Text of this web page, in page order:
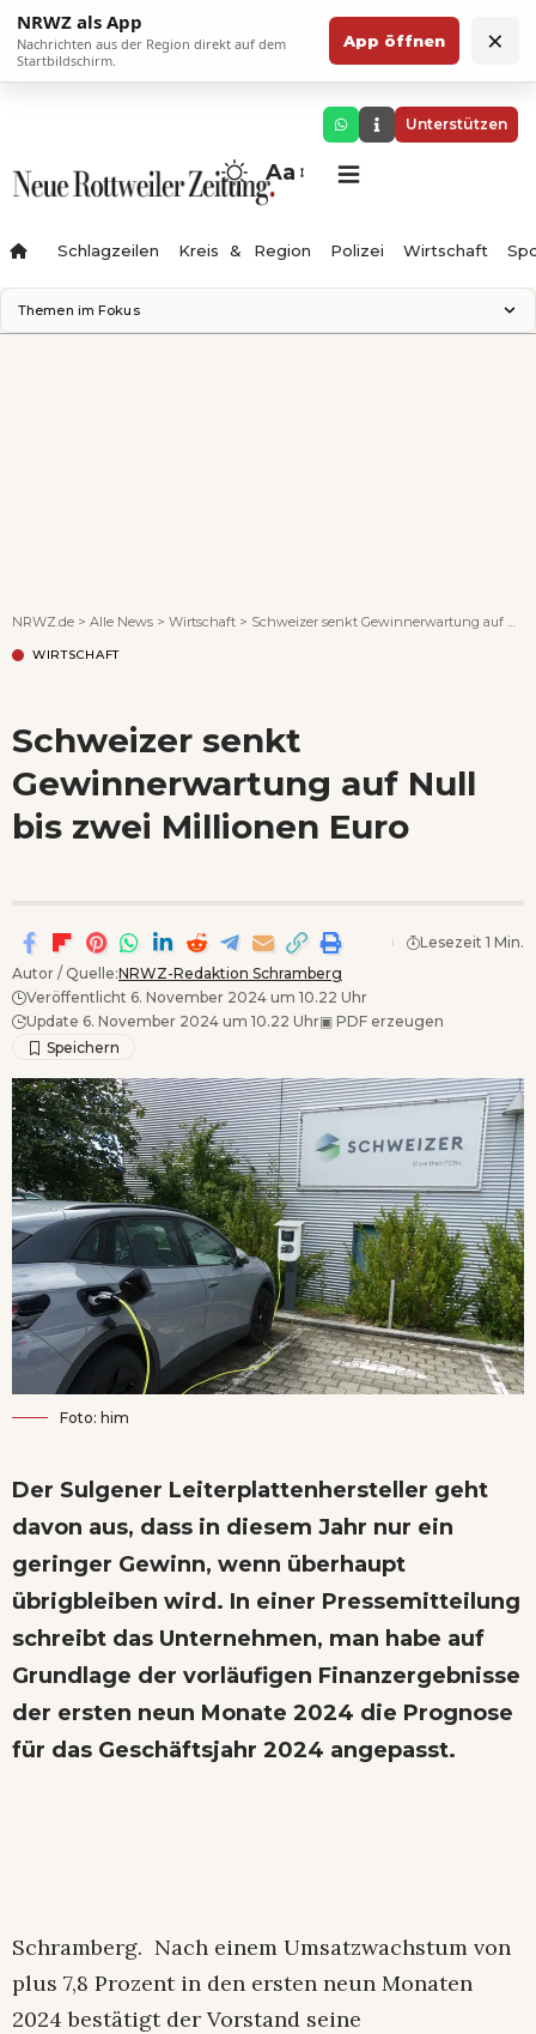
NRWZ als App
Nachrichten aus der Region direkt auf dem
Startbildschirm.
App öffnen ×
Unterstützen
Aa
Schlagzeilen Kreis & Region Polizei Wirtschaft
Themen im Fokus
NRWZ.de > Alle News > Wirtschaft > Schweizer senkt Gewinnerwartung auf Null bis zwei Millionen Euro
WIRTSCHAFT
Schweizer senkt
Gewinnerwartung auf Null
bis zwei Millionen Euro
Autor / Quelle:NRWZ-Redaktion Schramberg
Veröffentlicht 6. November 2024 um 10.22 Uhr
Update 6. November 2024 um 10.22 Uhr▣ PDF erzeugen
Lesezeit 1 Min.
Foto: him
Der Sulgener Leiterplattenhersteller geht
davon aus, dass in diesem Jahr nur ein
geringer Gewinn, wenn überhaupt
übrigbleiben wird. In einer Pressemitteilung
schreibt das Unternehmen, man habe auf
Grundlage der vorläufigen Finanzergebnisse
der ersten neun Monate 2024 die Prognose
für das Geschäftsjahr 2024 angepasst.
Schramberg. Nach einem Umsatzwachstum von
plus 7,8 Prozent in den ersten neun Monaten
2024 bestätigt der Vorstand seine